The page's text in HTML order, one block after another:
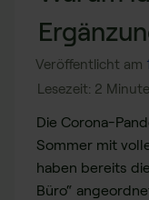
Veröffentlicht am
Die Corona-
Sommer mit
haben bereits
Büro“